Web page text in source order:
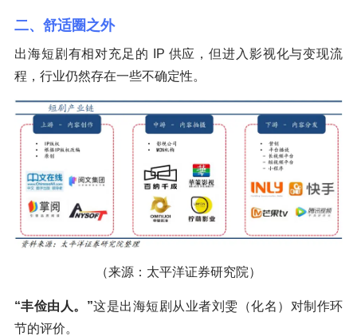
二、舒适圈之外
出海短剧有相对充足的 IP 供应，但进入影视化与变现流
程，行业仍然存在一些不确定性。
（来源：太平洋证券研究院）
“丰俭由人。”这是出海短剧从业者刘雯（化名）对制作环
节的评价。